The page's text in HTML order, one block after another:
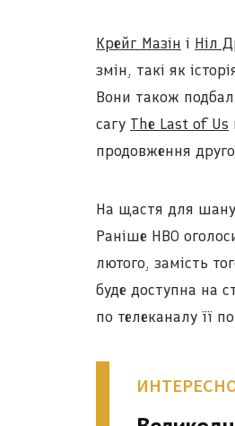
Крейг Мазін і Ніл
змін, такі як
Вони також
сагу The Last of Us
продовження
На щастя для
Раніше HBO
лютого, замість
буде доступна на
по телеканалу її